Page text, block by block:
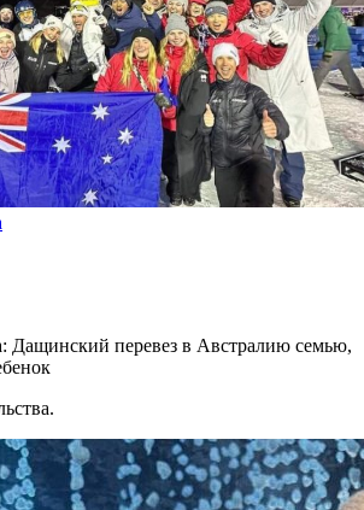
Дащинский перевез в Австралию семью,